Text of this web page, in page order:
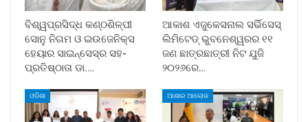
ବିଶ୍ୱପ୍ରସିଦ୍ଧ କଣ୍ଠଶିଳ୍ପୀ
ସୋନୁ ନିଗମ ଓ ଇଉଜେନିକ୍ସ
ହେୟାର ସାଇନ୍ସେସ୍ର ସହ-
ପ୍ରତିଷ୍ଠାତା ଡା.…
ଆକାଶ ଏଜୁକେସନାଲ ସର୍ଭିସେସ୍
ଲିମିଟେଡ୍ ଭୁବନେଶ୍ୱରର ୧୧
ଜଣ ଛାତ୍ରଛାତ୍ରୀ ନିଟ ଯୁଜି
୨୦୨୬ରେ…
ଓଡିଶା ଆଶାର ଆଲୋକ